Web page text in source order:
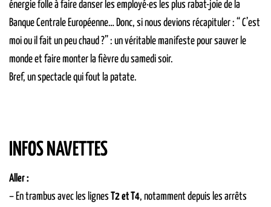
énergie folle à faire danser les employé·es les plus rabat-joie de la
Banque Centrale Européenne… Donc, si nous devions récapituler : “ C’est
moi ou il fait un peu chaud ?” : un véritable manifeste pour sauver le
monde et faire monter la fièvre du samedi soir.
Bref, un spectacle qui fout la patate.
INFOS NAVETTES
Aller :
– En trambus avec les lignes T2 et T4, notamment depuis les arrêts